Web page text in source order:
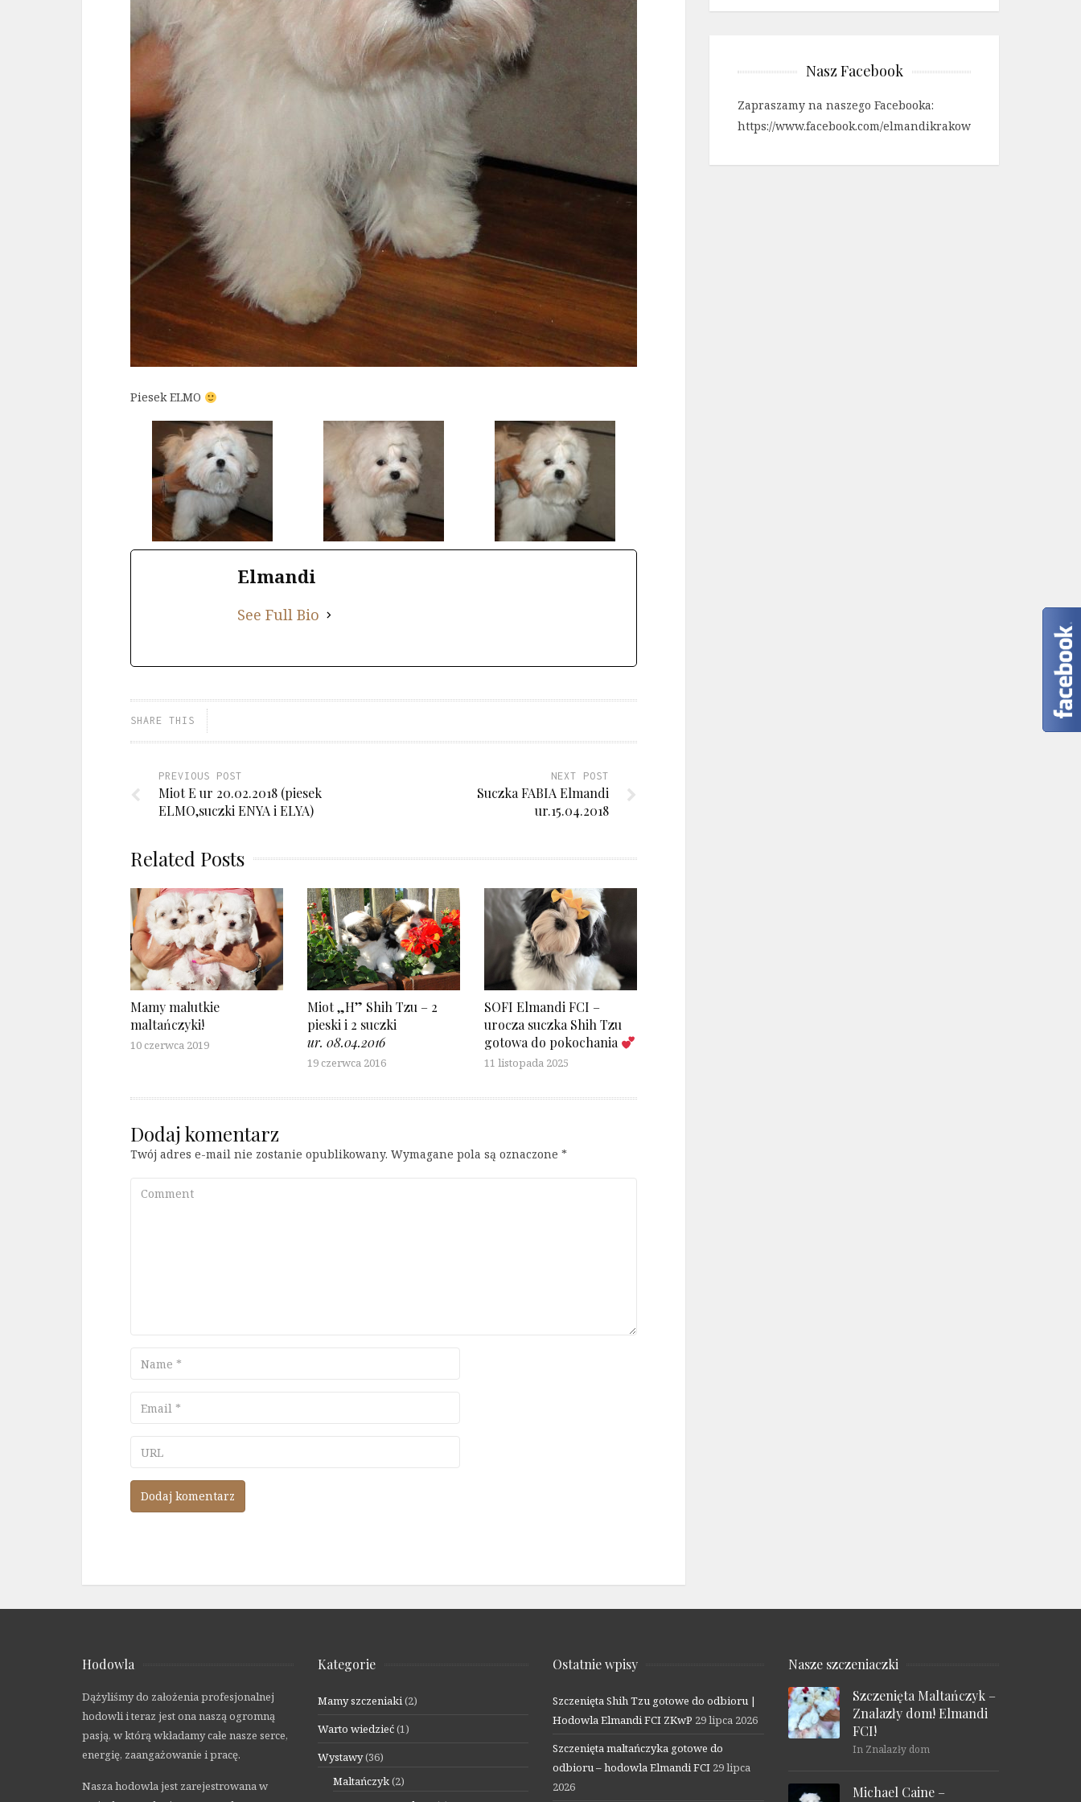
Piesek ELMO
Elmandi
See Full Bio
SHARE THIS
PREVIOUS POST
Miot E ur 20.02.2018 (piesek
ELMO,suczki ENYA i ELYA)
NEXT POST
Suczka FABIA Elmandi
ur.15.04.2018
Related Posts
Mamy malutkie
maltańczyki!
10 czerwca 2019
Miot „H” Shih Tzu – 2
pieski i 2 suczki
ur. 08.04.2016
19 czerwca 2016
SOFI Elmandi FCI –
urocza suczka Shih Tzu
gotowa do pokochania
11 listopada 2025
Dodaj komentarz
Twój adres e-mail nie zostanie opublikowany. Wymagane pola są oznaczone *
Comment
Name
Email
URL
Nasz Facebook
Zapraszamy na naszego Facebooka:
https://www.facebook.com/elmandikrakow
Hodowla
Dążyliśmy do założenia profesjonalnej
hodowli i teraz jest ona naszą ogromną
pasją, w którą wkładamy całe nasze serce,
energię, zaangażowanie i pracę.
Nasza hodowla jest zarejestrowana w
Kategorie
Mamy szczeniaki(2)
Warto wiedzieć(1)
Wystawy(36)
Maltańczyk(2)
Ostatnie wpisy
Szczenięta Shih Tzu gotowe do odbioru |
Hodowla Elmandi FCI ZKwP 29 lipca 2026
Szczenięta maltańczyka gotowe do
odbioru – hodowla Elmandi FCI 29 lipca
2026
Nasze szczeniaczki
Szczenięta Maltańczyk –
Znalazły dom! Elmandi
FCI!
In Znalazły dom
Michael Caine –